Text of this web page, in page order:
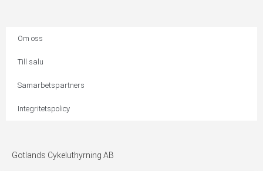
Om oss
Till salu
Samarbetspartners
Integritetspolicy
Gotlands Cykeluthyrning AB